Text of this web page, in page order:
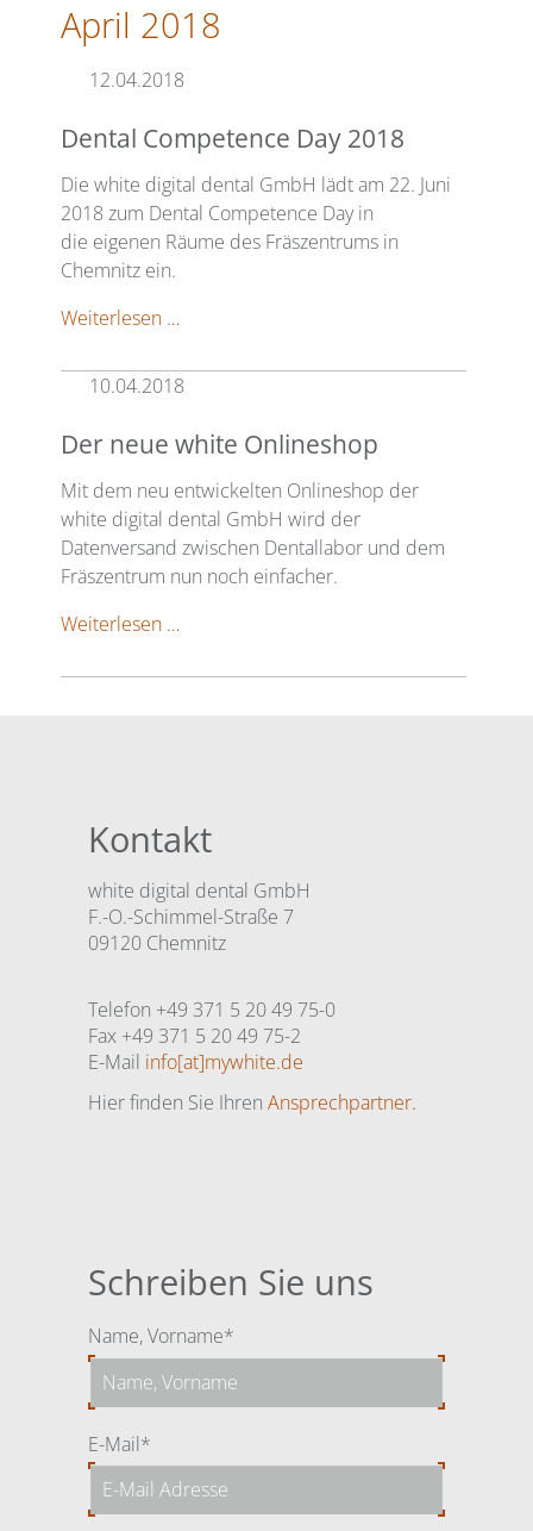
April 2018
12.04.2018
Dental Competence Day 2018
Die white digital dental GmbH lädt am 22. Juni
2018 zum Dental Competence Day in
die eigenen Räume des Fräszentrums in
Chemnitz ein.
Weiterlesen …
Day
10.04.2018
Der neue white Onlineshop
Mit dem neu entwickelten Onlineshop der
white digital dental GmbH wird der
Datenversand zwischen Dentallabor und dem
Fräszentrum nun noch einfacher.
Weiterlesen …
white
Kontakt
white digital dental GmbH
F.-O.-Schimmel-Straße 7
09120 Chemnitz
Telefon +49 371 5 20 49 75-0
Fax +49 371 5 20 49 75-2
E-Mail info[at]mywhite.de
Hier finden Sie Ihren Ansprechpartner.
Schreiben Sie uns
Pflichtfeld
Name, Vorname*
Pflichtfeld
E-Mail*